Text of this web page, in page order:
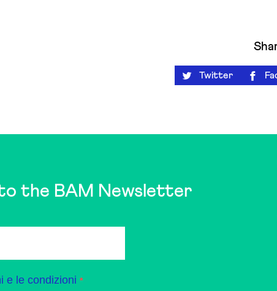
Twitter
the BAM Newsletter
e le condizioni